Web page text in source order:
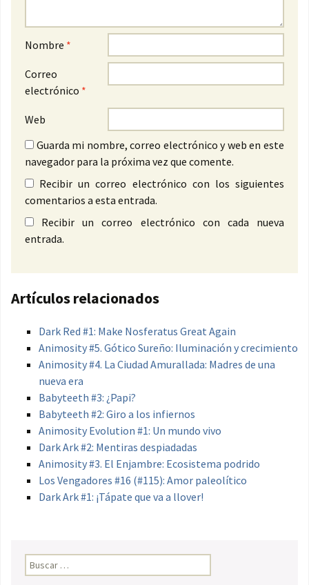
Nombre *
Correo
electrónico *
Web
Guarda mi nombre, correo electrónico y web en este
navegador para la próxima vez que comente.
Recibir un correo electrónico con los siguientes
comentarios a esta entrada.
Recibir un correo electrónico con cada nueva
entrada.
Artículos relacionados
Dark Red #1: Make Nosferatus Great Again
Animosity #5. Gótico Sureño: Iluminación y crecimiento
Animosity #4. La Ciudad Amurallada: Madres de una
nueva era
Babyteeth #3: ¿Papi?
Babyteeth #2: Giro a los infiernos
Animosity Evolution #1: Un mundo vivo
Dark Ark #2: Mentiras despiadadas
Animosity #3. El Enjambre: Ecosistema podrido
Los Vengadores #16 (#115): Amor paleolítico
Dark Ark #1: ¡Tápate que va a llover!
Buscar: